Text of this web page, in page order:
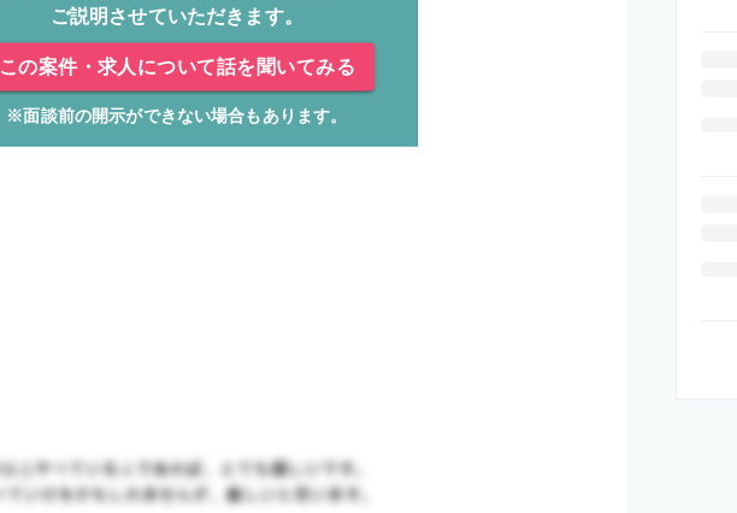
ご説明させていただきます。
この案件・求人について話を聞いてみる
※面談前の開示ができない場合もあります。